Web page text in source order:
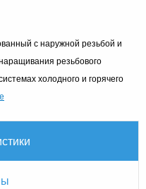
с наружной резьбой и
резьбового
холодного и горячего